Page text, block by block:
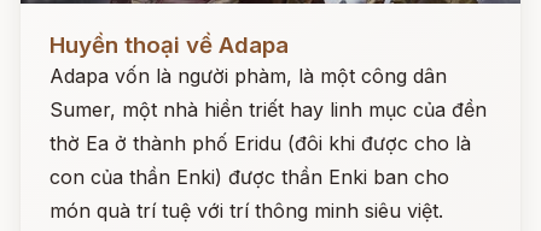
Đọc ngay
Huyền thoại về Adapa
Adapa vốn là người phàm, là một công dân
Sumer, một nhà hiền triết hay linh mục của đền
thờ Ea ở thành phố Eridu (đôi khi được cho là
con của thần Enki) được thần Enki ban cho
món quà trí tuệ với trí thông minh siêu việt.